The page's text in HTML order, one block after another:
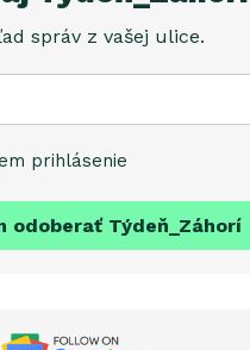
správ z vašej ulice.
prihlásenie
odoberať Týdeň_Záhorí